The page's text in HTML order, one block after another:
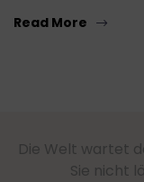
Read More
Die Welt wartet
Sie nicht